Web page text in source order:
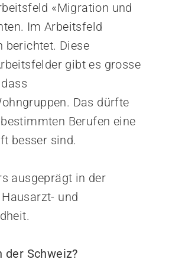
«Migration und
Im Arbeitsfeld
berichtet. Diese
gibt es grosse
Das dürfte
Berufen eine
besser sind.
ausgeprägt in der
und
der Schweiz?